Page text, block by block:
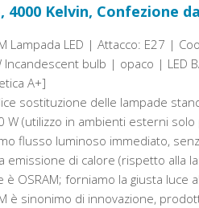
4000 Kelvin, Confezione
Lampada LED | Attacco: E27 |
Incandescent bulb | opaco | LED
A+]
sostituzione delle lampade
W (utilizzo in ambienti esterni
flusso luminoso immediato,
emissione di calore (rispetto alla
è OSRAM; forniamo la giusta luce
è sinonimo di innovazione,